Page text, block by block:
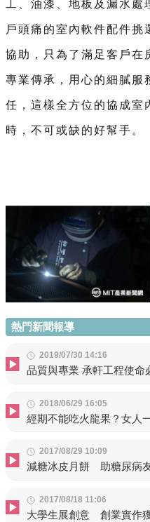
工、油漆、地板及漏水
戶頭痛的室內軟件配件挑
協助，只為了滿足客戶在
專業傳承，用心的細膩服
任，這樣全方位的協成室
時，不可或缺的好幫手。
熱門新聞報導
2019/07/30 14:16
品質與專業 承軒工程使命
2018/06/29 16:05
經期不能吃火龍果？女人
2017/08/29 10:09
減糖冰皮月餅 助糖尿病
2017/08/18 11:06
大學生展創意 創業實作